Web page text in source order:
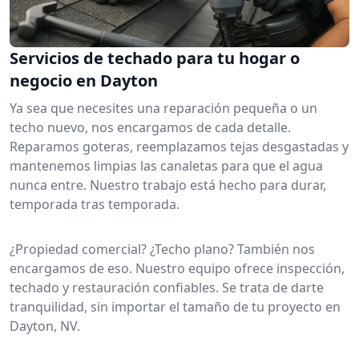
Servicios de techado para tu hogar o
negocio en Dayton
Ya sea que necesites una reparación pequeña o un
techo nuevo, nos encargamos de cada detalle.
Reparamos goteras, reemplazamos tejas desgastadas y
mantenemos limpias las canaletas para que el agua
nunca entre. Nuestro trabajo está hecho para durar,
temporada tras temporada.
¿Propiedad comercial? ¿Techo plano? También nos
encargamos de eso. Nuestro equipo ofrece inspección,
techado y restauración confiables. Se trata de darte
tranquilidad, sin importar el tamaño de tu proyecto en
Dayton, NV.